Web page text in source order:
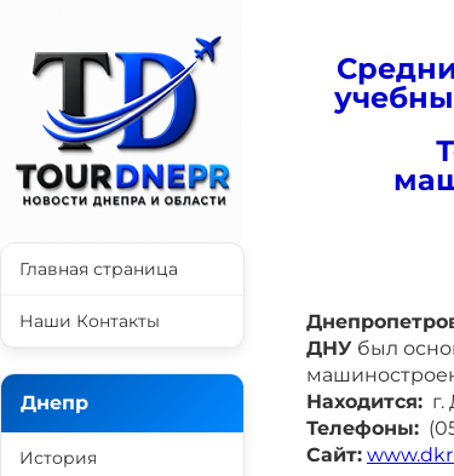
ДНУ был
Находится:
Телефоны:
Сайт:
Главная страница
Наши Контакты
Днепр
История